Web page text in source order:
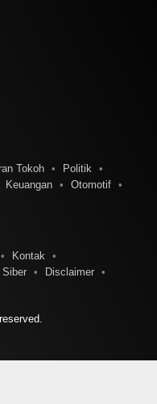
Tokoh
Politik
Keuangan
Otomotif
Kontak
Siber
Disclaimer